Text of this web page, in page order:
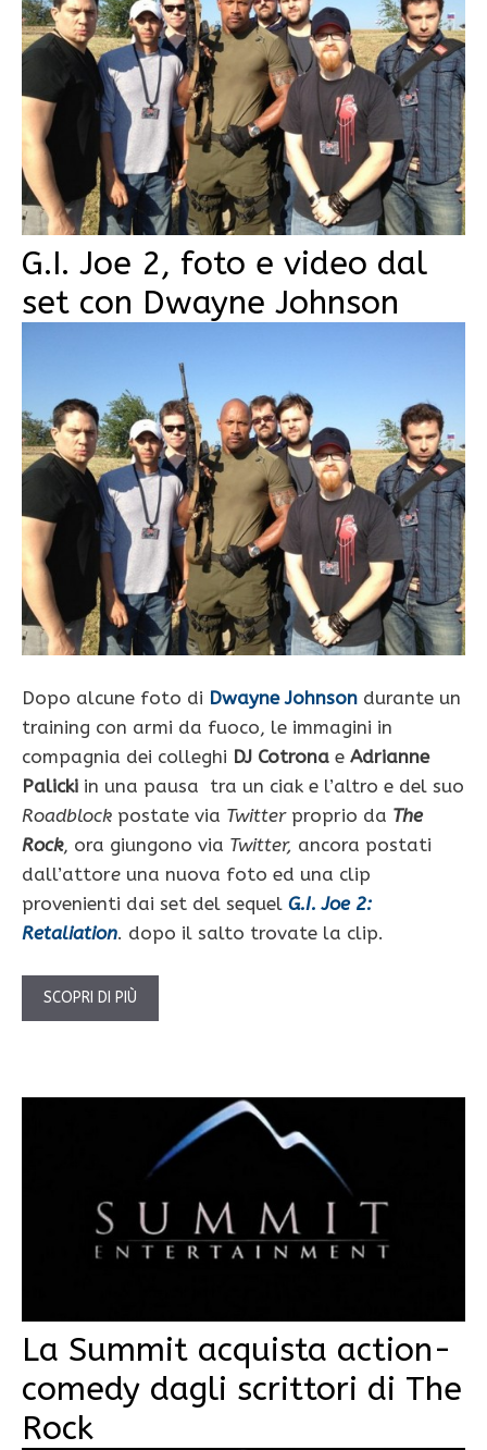
G.I. Joe 2, foto e video dal
set con Dwayne Johnson
Dopo alcune foto di Dwayne Johnson durante un
training con armi da fuoco, le immagini in
compagnia dei colleghi DJ Cotrona e Adrianne
Palicki in una pausa tra un ciak e l’altro e del suo
Roadblock postate via Twitterproprio da The
Rock, ora giungono via Twitter, ancora postati
dall’attore una nuova foto ed una clip
provenienti dai set del sequel G.I. Joe 2:
Retaliation. dopo il salto trovate la clip.
SCOPRI DI PIÙ
La Summit acquista action-
comedy dagli scrittori di The
Rock